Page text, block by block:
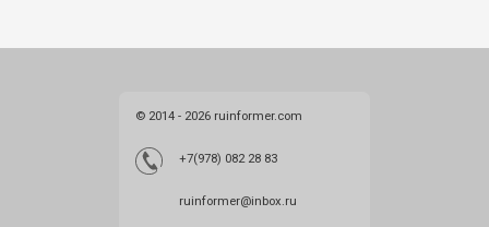
© 2014 - 2026 ruinformer.com
+7(978) 082 28 83
ruinformer@inbox.ru